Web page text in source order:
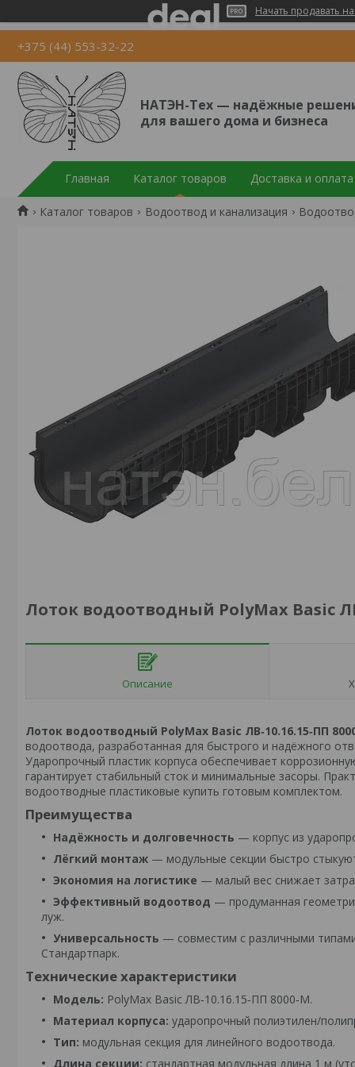
Начать продавать
+375 (44) 553-32-22
НАТЭН-Тех — надёжные
для вашего дома и бизнеса
Главная Каталог товаров Доставка и оплата
Каталог товаров Водоотвод и канализация
Лоток водоотводный PolyMax Basic
Описание
Лоток водоотводный PolyMax Basic ЛВ‑10.16.15‑ПП
водоотвода, разработанная для быстрого и надёжного
Ударопрочный пластик корпуса обеспечивает
гарантирует стабильный сток и минимальные засоры.
водоотводные пластиковые купить готовым комплектом.
Преимущества
Надёжность и долговечность — корпус из
Лёгкий монтаж — модульные секции быстро
Экономия на логистике — малый вес снижает
Эффективный водоотвод — продуманная
луж.
Универсальность — совместим с различными
Стандартпарк.
Технические характеристики
Модель: PolyMax Basic ЛВ‑10.16.15‑ПП 8000‑М.
Материал корпуса: ударопрочный полиэтилен/
Тип: модульная секция для линейного водоотвода.
Длина секции: стандартная модульная длина 1 м